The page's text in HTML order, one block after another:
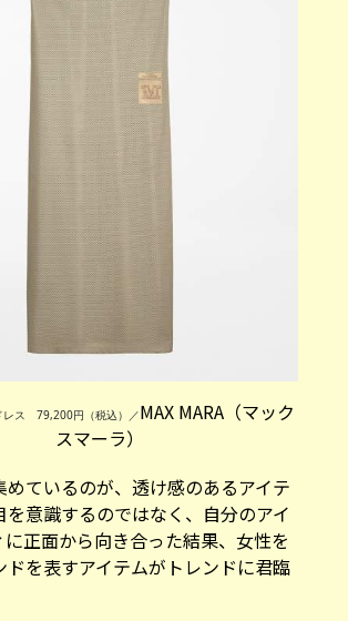
レス 79,200円（税込）／MAX MARA（マック
スマーラ）
めているのが、透け感のあるアイテ
を意識するのではなく、自分のアイ
に正面から向き合った結果、女性を
ドを表すアイテムがトレンドに君臨